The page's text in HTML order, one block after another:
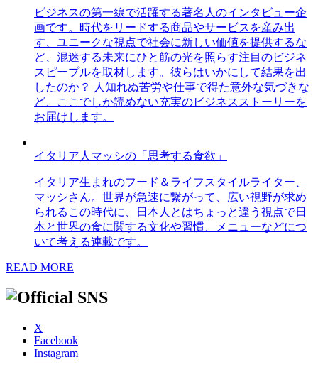
ビジネスの第一線で活躍する著名人のインタビュー企
画です。時代をリードする商品やサービスを産み出
す、ユニークな視点で社会に新しい価値を提供するな
ど、混迷する未来にひと筋の光を照らす注目のビジネ
スピープルを取材します。彼らはいかにして結果を出
したのか？ 人知れぬ苦労や仕事で得た意外な気づきな
ど、ここでしか読めない充実のビジネスストーリーを
お届けします。
イタリア人マッシの「思考する食欲」
イタリア生まれのフード＆ライフスタイルライター、
マッシさん。世界が急速に繋がって、広い視野が求め
られるこの時代に、日本人とはちょっと違う視点で日
本と世界の食に関する文化や習慣、メニューなどにつ
いて考える連載です。
READ MORE
X
Facebook
Instagram